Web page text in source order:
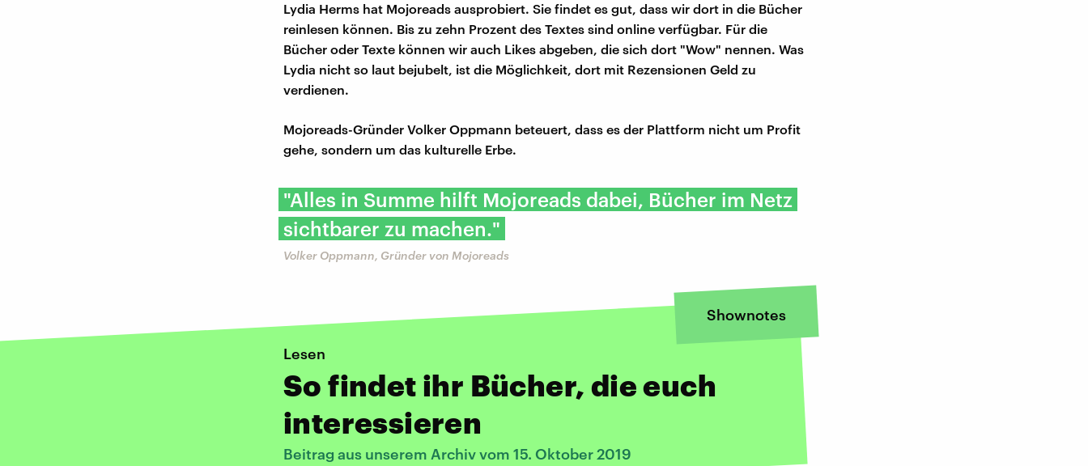
Lydia Herms hat Mojoreads ausprobiert. Sie findet es gut, dass wir dort in die Bücher
reinlesen können. Bis zu zehn Prozent des Textes sind online verfügbar. Für die
Bücher oder Texte können wir auch Likes abgeben, die sich dort "Wow" nennen. Was
Lydia nicht so laut bejubelt, ist die Möglichkeit, dort mit Rezensionen Geld zu
verdienen.
Mojoreads-Gründer Volker Oppmann beteuert, dass es der Plattform nicht um Profit
gehe, sondern um das kulturelle Erbe.
"Alles in Summe hilft Mojoreads dabei, Bücher im Netz
sichtbarer zu machen."
Volker Oppmann, Gründer von Mojoreads
Shownotes
Lesen
So findet ihr Bücher, die euch
interessieren
Beitrag aus unserem Archiv vom 15. Oktober 2019